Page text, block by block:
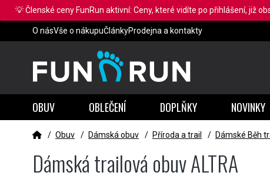
O násVše o nákupuČlánkyProdejna a kontakty
OBUV OBLEČENÍ DOPLŇKY NOVINKY
/ Obuv / Dámská obuv / Příroda a trail / Dámské Běh
Dámská trailová obuv ALTRA
💡 Členské ceny FunRun aktivní: Ceny, které vidíte po přihlášení, již